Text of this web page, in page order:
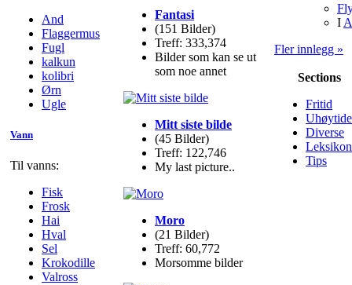
And
Flaggermus
Fugl
kalkun
kolibri
Ørn
Ugle
Vann
Til vanns:
Fisk
Frosk
Hai
Hval
Sel
Krokodille
Valross
Fantasi
(151 Bilder)
Treff: 333,374
Bilder som kan se ut
som noe annet
Mitt siste bilde
(45 Bilder)
Treff: 122,746
My last picture..
Moro
(21 Bilder)
Treff: 60,772
Morsomme bilder
I
Fler innlegg »
Sections
Fritid
Diverse
Leksikon
Tips